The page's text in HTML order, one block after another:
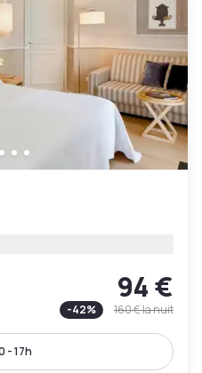
94 €
-42% 160 €la nuit
- 17h